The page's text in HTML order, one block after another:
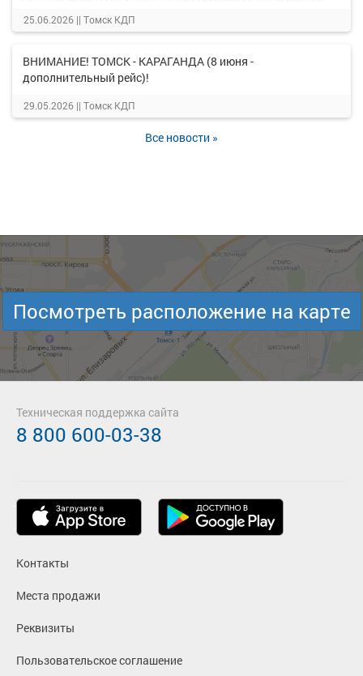
25.06.2026 || Томск КДП
ВНИМАНИЕ! ТОМСК - КАРАГАНДА (8 июня -
дополнительный рейс)!
29.05.2026 || Томск КДП
Все новости »
Посмотреть расположение на карте
Контакты
Места продажи
Реквизиты
Пользовательское соглашение
Техническая поддержка сайта
8 800 600-03-38